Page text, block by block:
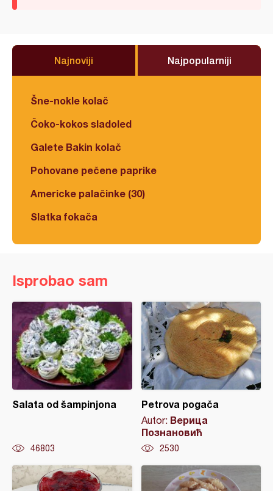
Najnoviji Najpopularniji
Šne-nokle kolač
Čoko-kokos sladoled
Galete Bakin kolač
Pohovane pečene paprike
Americke palačinke (30)
Slatka fokača
Isprobao sam
Salata od šampinjona
46803
Petrova pogača
Autor: Верица
Познановић
2530